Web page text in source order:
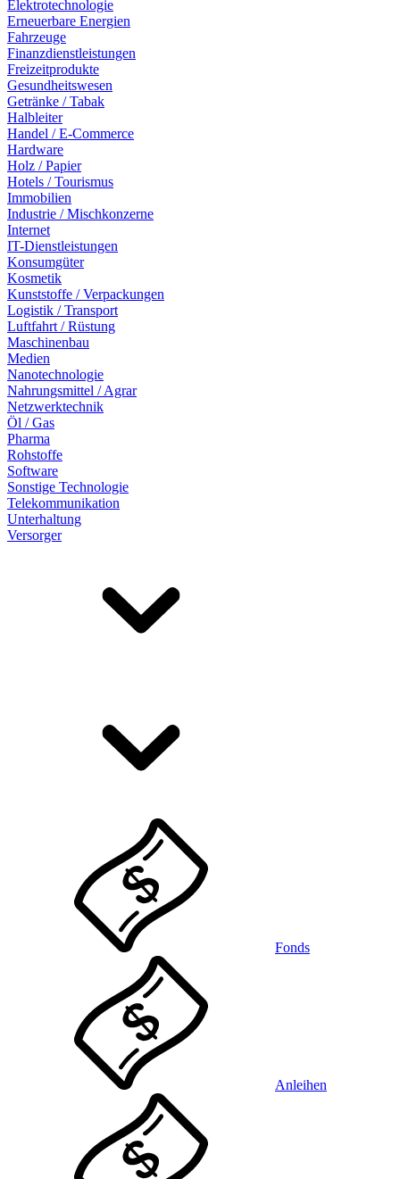
Elektrotechnologie
Erneuerbare Energien
Fahrzeuge
Finanzdienstleistungen
Freizeitprodukte
Gesundheitswesen
Getränke / Tabak
Halbleiter
Handel / E-Commerce
Hardware
Holz / Papier
Hotels / Tourismus
Immobilien
Industrie / Mischkonzerne
Internet
IT-Dienstleistungen
Konsumgüter
Kosmetik
Kunststoffe / Verpackungen
Logistik / Transport
Luftfahrt / Rüstung
Maschinenbau
Medien
Nanotechnologie
Nahrungsmittel / Agrar
Netzwerktechnik
Öl / Gas
Pharma
Rohstoffe
Software
Sonstige Technologie
Telekommunikation
Unterhaltung
Versorger
Fonds
Anleihen